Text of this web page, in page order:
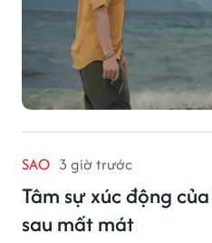
SAO 3 giờ trước
Tâm sự xúc động
sau mất mát